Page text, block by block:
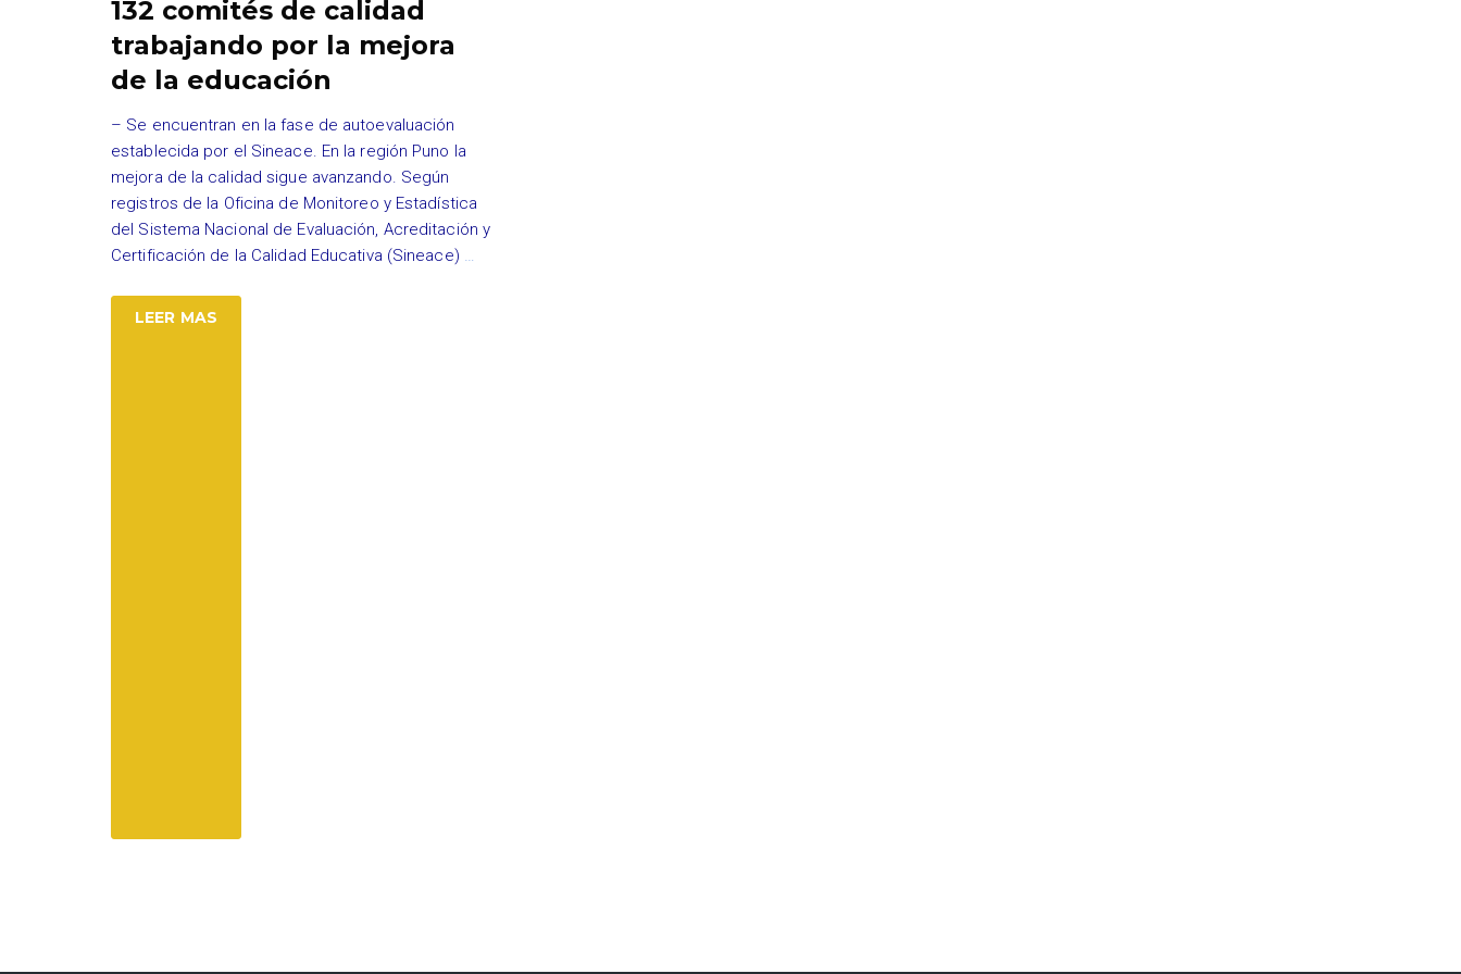
132 comités de calidad
trabajando por la mejora
de la educación
– Se encuentran en la fase de autoevaluación
establecida por el Sineace. En la región Puno la
mejora de la calidad sigue avanzando. Según
registros de la Oficina de Monitoreo y Estadística
del Sistema Nacional de Evaluación, Acreditación y
Certificación de la Calidad Educativa (Sineace) …
LEER MAS